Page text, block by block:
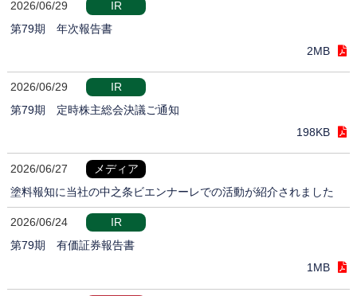
2026/06/29
IR
第79期 年次報告書
2MB
2026/06/29
IR
第79期 定時株主総会決議ご通知
198KB
2026/06/27
メディア
塗料報知に当社の中之条ビエンナーレでの活動が紹介されました
2026/06/24
IR
第79期 有価証券報告書
1MB